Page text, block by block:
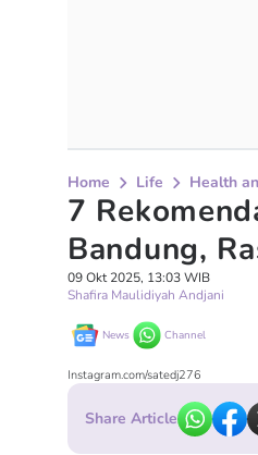
Home Life Health
7
Bandung,
09 Okt 2025, 13:03 WIB
Shafira Maulidiyah Andjani
News Channel
Instagram.com/satedj276
Share Article